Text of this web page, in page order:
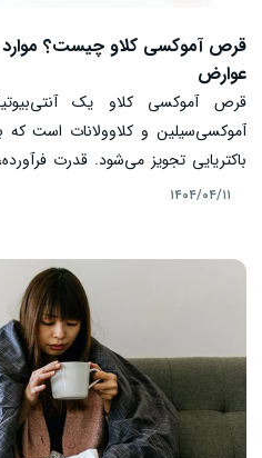
قرص آموکسی کلاو چیست؟
عوارض
قرص آموکسی کلاو یک
آموکسی‌سیلین و کلاوولانات است
باکتریایی تجویز می‌شود. قدرت
باید براساس نسخه پزشک تعیین شود
توضیح می‌دهد.
۱۴۰۴/۰۴/۱۱